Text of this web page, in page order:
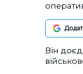
Він